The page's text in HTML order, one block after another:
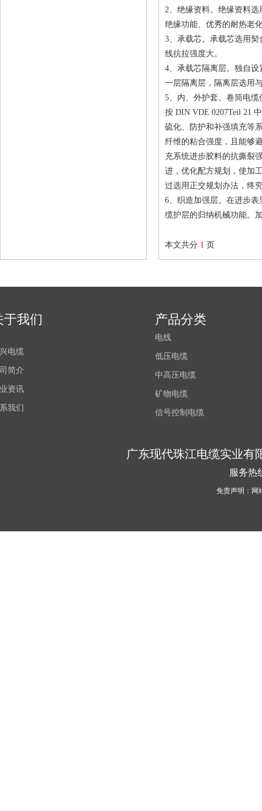
2、绝缘资料。绝缘资料选
绝缘功能、优秀的耐热老
3、承载芯。承载芯选用
线抗拉强度大。
4、承载芯隔离层。独自
一层隔离层，隔离层选用
5、内、外护套。卷筒电
按 DIN VDE 0207Teil 21
硫化、防护和补强填充等
纤维的粘合强度，且能够
充系统进步胶料的抗撕裂
进，优化配方规划，使加
过选用正交规划办法，终
6、织造加强层。在进步
缆护层的归纳机械功能。
本文共分 1 页
于我们
电缆
简介
资讯
我们
产品分类
电线
低压电缆
中高压电缆
矿物电缆
信号控制电缆
广东现代珠江电缆实业有
服务热
免责声明：网